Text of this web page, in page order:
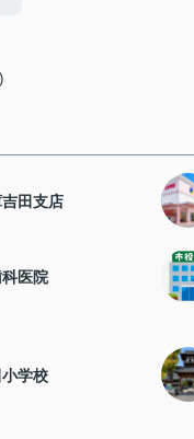
田支店
医院
学校